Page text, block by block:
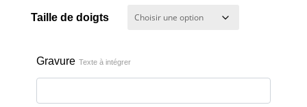
Taille de doigts
Gravure Texte à intégrer